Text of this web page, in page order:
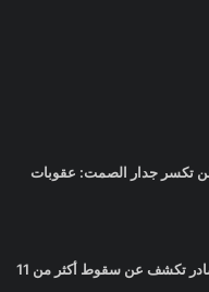
تكسر جدار الصمت: عقوبات
مجزرة في الجنوب: مصادر تكشف عن سقوط أكثر من 11